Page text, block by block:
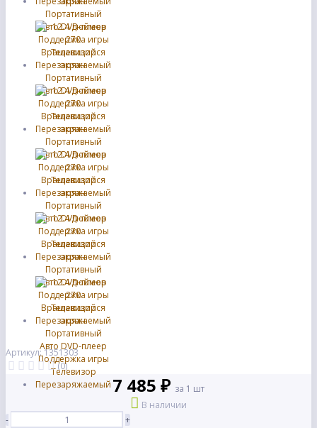
Артикул: 1351303
(0)
7 485 ₽ за 1 шт
В наличии
-
+